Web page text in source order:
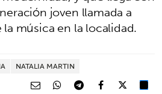
joven llamada a
música en la localidad.
NATALIA MARTIN